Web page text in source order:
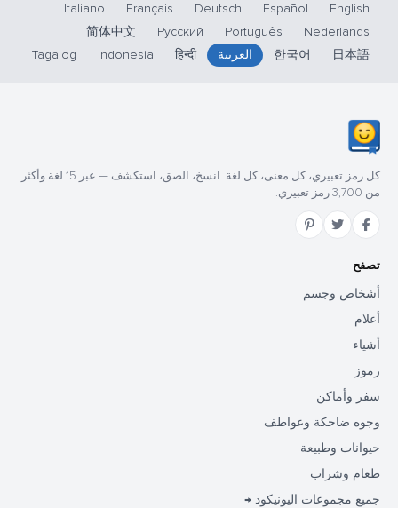
English
Español
Deutsch
Français
Italiano
Nederlands
Português
Русский
简体中文
日本語
한국어 العربية हिन्दी
Indonesia
Tagalog
كل رمز تعبيري، كل معنى، كل لغة. انسخ، الصق، استكشف — عبر 15 لغة وأكثر
من 3,700 رمز تعبيري.
تصفح
أشخاص وجسم
أعلام
أشياء
رموز
سفر وأماكن
وجوه ضاحكة وعواطف
حيوانات وطبيعة
طعام وشراب
جميع مجموعات اليونيكود →